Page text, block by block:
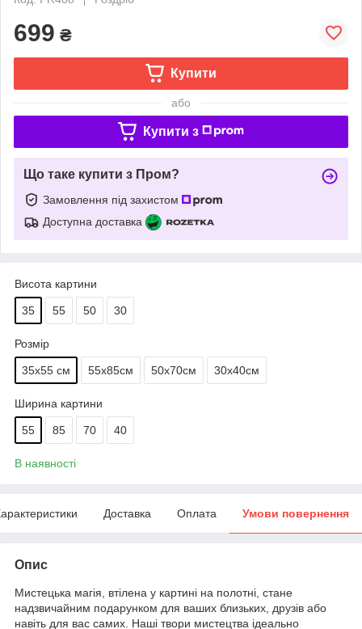
699 ₴
Купити
або
Купити з
Що таке купити з Пром?
Замовлення під захистом
Доступна доставка
Висота картини
35 55 50 30
Розмір
35х55 см 55х85см 50х70см 30х40см
Ширина картини
55 85 70 40
В наявності
Доставка Оплата Умови повернення
Опис
Мистецька магія, втілена у картині на полотні, стане
надзвичайним подарунком для ваших близьких, друзів або
навіть для вас самих. Наші твори мистецтва ідеально